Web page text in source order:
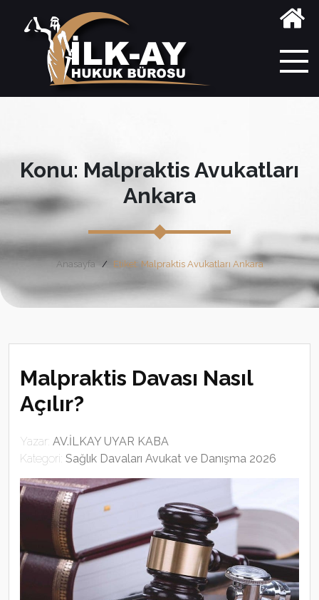
Konu: Malpraktis Avukatları
Ankara
Anasayfa Etiket: Malpraktis Avukatları Ankara
Malpraktis Davası Nasıl
Açılır?
Yazar: AV.İLKAY UYAR KABA
Kategori: Sağlık Davaları Avukat ve Danışma 2026